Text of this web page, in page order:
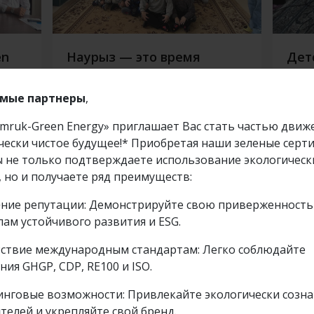
партнеры,
Green Energy» приглашает Вас стать частью
чистое будущее!* Приобретая наши зеленые
не только подтверждаете использование
но и получаете ряд преимуществ:
репутации: Демонстрируйте свою приверженность
устойчивого развития и ESG.
международным стандартам: Легко соблюдайте
GHGP, CDP, RE100 и ISO.
возможности: Привлекайте экологически
Наурыз — это время
заботы друг о друге
16 март 2026 19 дек